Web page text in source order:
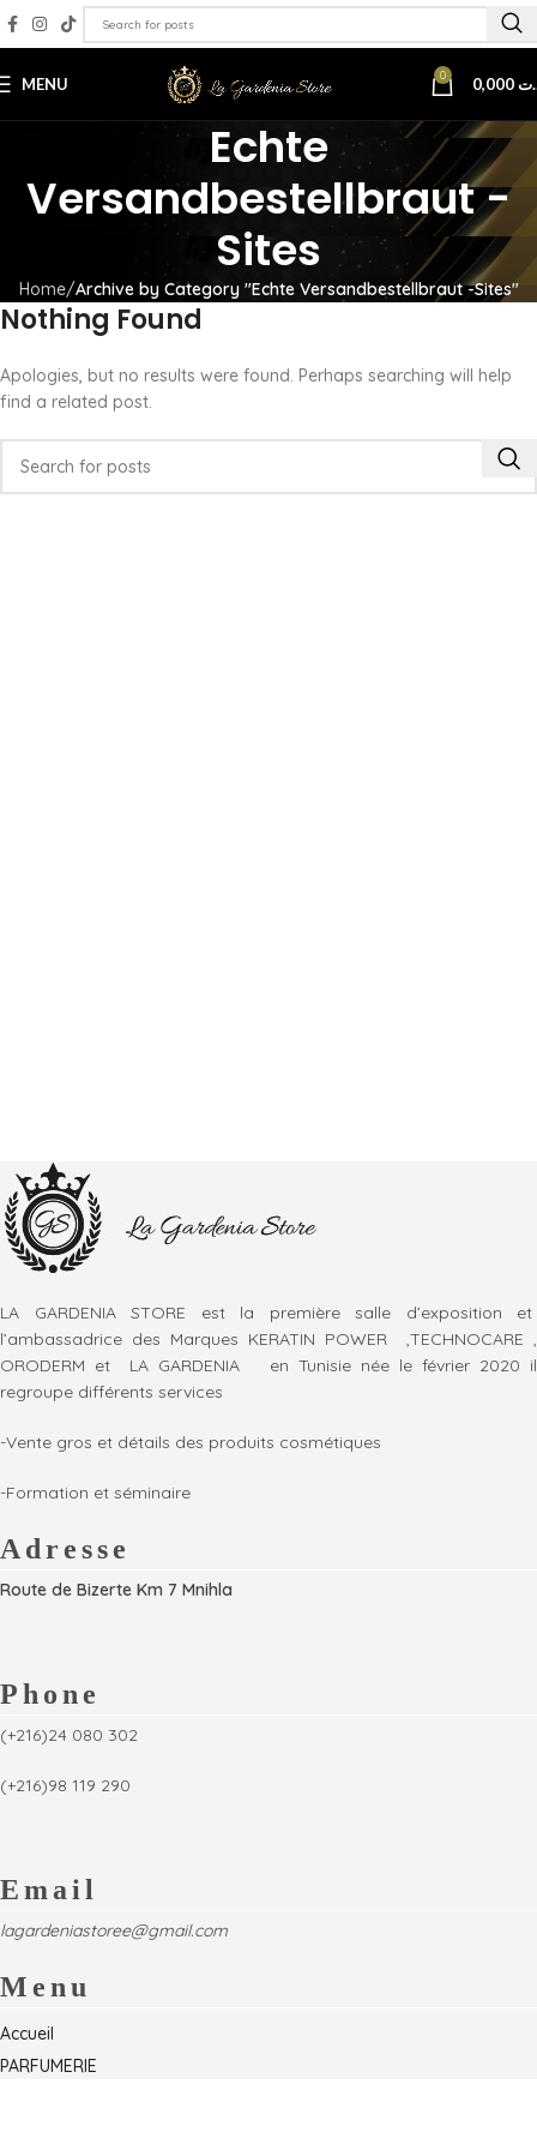
MENU 0
Echte
Versandbestellbraut -
Sites
Home Archive by Category "Echte Versandbestellbraut -Sites"
Nothing Found
Apologies, but no results were found. Perhaps searching will help
find a related post.
LA GARDENIA STORE est la première salle d’exposition et
l’ambassadrice des Marques KERATIN POWER ,TECHNOCARE ,
ORODERM et LA GARDENIA en Tunisie née le février 2020 il
regroupe différents services
-Vente gros et détails des produits cosmétiques
-Formation et séminaire
Adresse
Route de Bizerte Km 7 Mnihla
Phone
(+216)24 080 302
(+216)98 119 290
Email
lagardeniastoree@gmail.com
Menu
Accueil
PARFUMERIE